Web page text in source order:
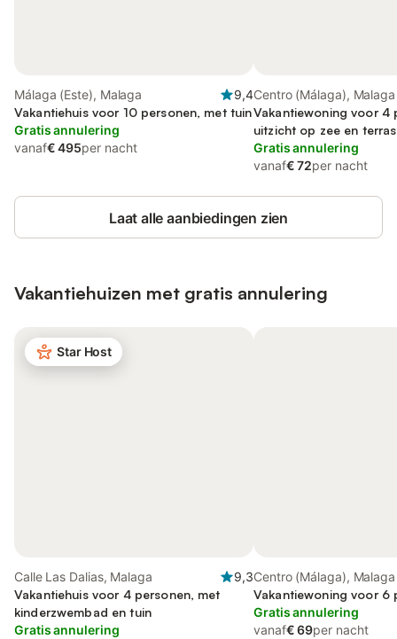
Málaga (Este), Malaga
9,4
Vakantiehuis voor 10 personen, met tuin
Gratis annulering
vanaf€ 495per nacht
Centro (Málaga), Malaga
Vakantiewoning voor 4
uitzicht op zee en terras
Gratis annulering
vanaf€ 72per nacht
Laat alle aanbiedingen zien
Vakantiehuizen met gratis annulering
Star Host
Calle Las Dalias, Malaga
9,3
Vakantiehuis voor 4 personen, met
kinderzwembad en tuin
Gratis annulering
Centro (Málaga), Malaga
Vakantiewoning voor 6
Gratis annulering
vanaf€ 69per nacht